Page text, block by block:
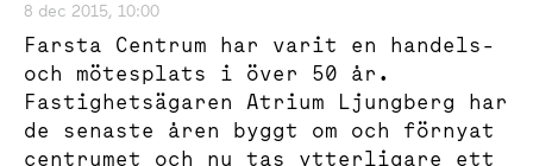
8 dec 2015, 10:00
Farsta Centrum har varit en handels-
och mötesplats i över 50 år.
Fastighetsägaren Atrium Ljungberg har
de senaste åren byggt om och förnyat
centrumet och nu tas ytterligare ett